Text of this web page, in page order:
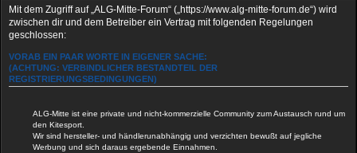
Mit dem Zugriff auf „ALG-Mitte-Forum“ („https://www.alg-mitte-forum.de“) wird
zwischen dir und dem Betreiber ein Vertrag mit folgenden Regelungen
geschlossen:
VORAB EIN PAAR WORTE IN EIGENER SACHE:
(ACHTUNG: VERBINDLICHER BESTANDTEIL DER
REGISTRIERUNGSBEDINGUNGEN)
ALG-Mitte ist eine private und nicht-kommerzielle Community zum Austausch rund um
den Kitesport.
Wir sind hersteller- und händlerunabhängig und verzichten bewußt auf jegliche
Werbung und sich daraus ergebende Einnahmen.